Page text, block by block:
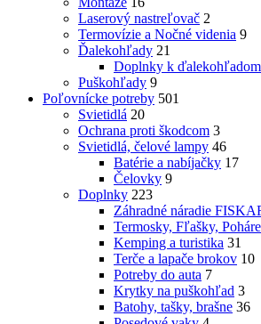
Laserový nastreľovač 2
Termovízie a Nočné videnia 9
Ďalekohľady 21
Doplnky k ďalekohľadom
Puškohľady 9
Poľovnícke potreby 501
Svietidlá 20
Ochrana proti škodcom 3
Svietidlá, čelové lampy 46
Batérie a nabíjačky 17
Čelovky 9
Doplnky 223
Záhradné náradie
Termosky, Fľašky, Poháre
Kemping a turistika 31
Terče a lapače brokov 10
Potreby do auta 7
Krytky na puškohľad 3
Batohy, tašky, brašne 36